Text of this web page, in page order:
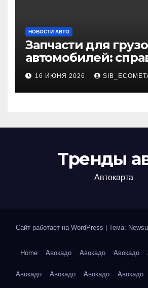
НОВОСТИ АВТО
Запчасти для
автомобилей:
база по корейским
японским моделям
16 ИЮНЯ 2026
Тренды
Автокарта
Сайт работает на WordPress Тема:
Home Авокадо Авокадо Авокадо
Авокадо Авокадо Авокадо Авокадо